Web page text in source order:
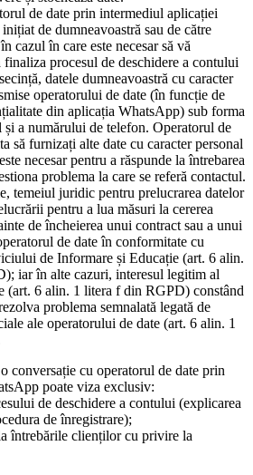
de date prin intermediul aplicației
de dumneavoastră sau de către
cazul în care este necesar să vă
finaliza procesul de deschidere a contului
datele dumneavoastră cu caracter
operatorului de date (în funcție de
din aplicația WhatsApp) sub forma
a numărului de telefon. Operatorul de
să furnizați alte date cu caracter personal
necesar pentru a răspunde la întrebarea
problema la care se referă contactul.
temeiul juridic pentru prelucrarea datelor
pentru a lua măsuri la cererea
de încheierea unui contract sau a unui
de date în conformitate cu
de Informare și Educație (art. 6 alin.
iar în alte cazuri, interesul legitim al
(art. 6 alin. 1 litera f din RGPD) constând
problema semnalată legată de
ale operatorului de date (art. 6 alin. 1
conversație cu operatorul de date prin
poate viza exclusiv:
de deschidere a contului (explicarea
de înregistrare);
întrebările clienților cu privire la